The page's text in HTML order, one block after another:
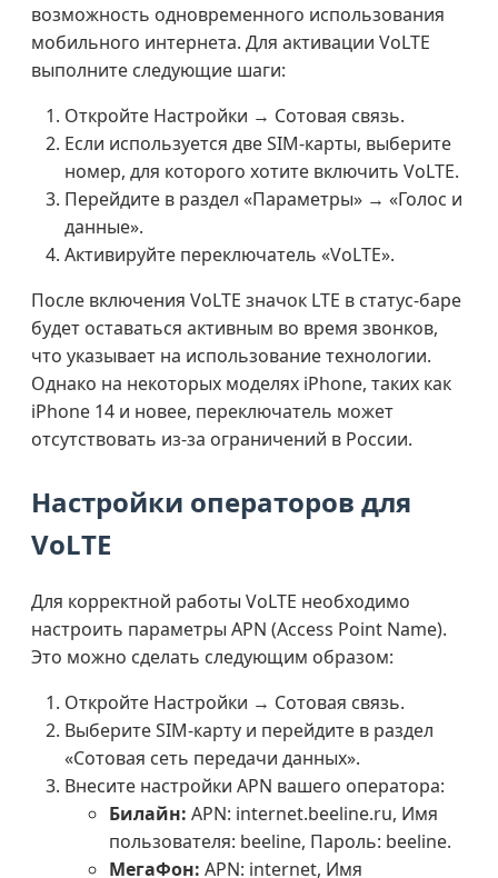
возможность одновременного использования
мобильного интернета. Для активации VoLTE
выполните следующие шаги:
Откройте Настройки → Сотовая связь.
Если используется две SIM-карты, выберите
номер, для которого хотите включить VoLTE.
Перейдите в раздел «Параметры» → «Голос и
данные».
Активируйте переключатель «VoLTE».
После включения VoLTE значок LTE в статус-баре
будет оставаться активным во время звонков,
что указывает на использование технологии.
Однако на некоторых моделях iPhone, таких как
iPhone 14 и новее, переключатель может
отсутствовать из-за ограничений в России.
Настройки операторов для
VoLTE
Для корректной работы VoLTE необходимо
настроить параметры APN (Access Point Name).
Это можно сделать следующим образом:
Откройте Настройки → Сотовая связь.
Выберите SIM-карту и перейдите в раздел
«Сотовая сеть передачи данных».
Внесите настройки APN вашего оператора:
Билайн: APN: internet.beeline.ru, Имя
пользователя: beeline, Пароль: beeline.
МегаФон: APN: internet, Имя